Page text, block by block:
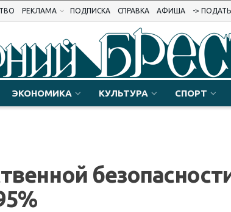
РЕКЛАМА ПОДПИСКА СПРАВКА АФИША ->
ЭКОНОМИКА КУЛЬТУРА СПОРТ